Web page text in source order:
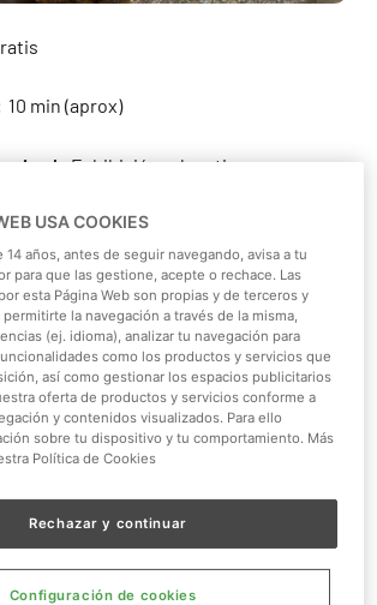
10 min (aprox)
Exhibición educativa
personas con discapacidad
experiencia
horarios de las charlas diácticas
acudir a las exhibiciones educativas con
de al menos 15 minutos, ya que el aforo en
podría completarse. De ser así, estaremos
de recibirte en el próximo pase del día de tu
USA COOKIES
años, antes de seguir navegando, avisa a tu
para que las gestione, acepte o rechace. Las
esta Página Web son propias y de terceros y
la navegación a través de la misma,
(ej. idioma), analizar tu navegación para
como los productos y servicios que
así como gestionar los espacios publicitarios
oferta de productos y servicios conforme a
y contenidos visualizados. Para ello
sobre tu dispositivo y tu comportamiento. Más
Política de Cookies
Rechazar y continuar
Configuración de cookies